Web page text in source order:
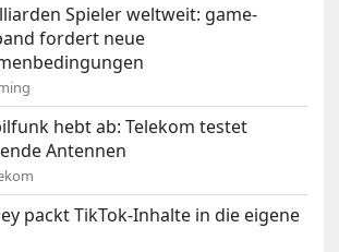
Spieler weltweit: game-
fordert neue
hebt ab: Telekom testet
Antennen
packt TikTok-Inhalte in die eigene